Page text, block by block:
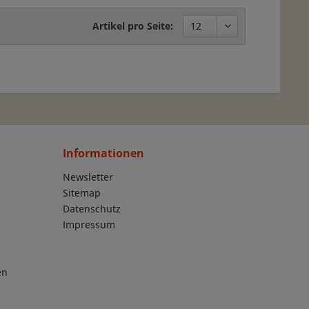
Artikel pro Seite:
Informationen
Newsletter
Sitemap
Datenschutz
Impressum